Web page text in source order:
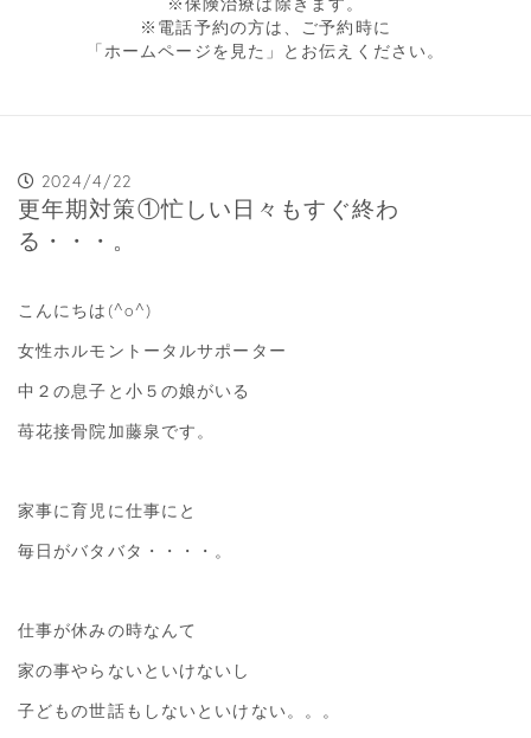
※電話予約の方は、ご予約時に
「ホームページを見た」とお伝えください。
2024/4/22
更年期対策①忙しい日々もすぐ終わ
る・・・。
こんにちは(^o^)
女性ホルモントータルサポーター
中２の息子と小５の娘がいる
苺花接骨院加藤泉です。
家事に育児に仕事にと
毎日がバタバタ・・・・。
仕事が休みの時なんて
家の事やらないといけないし
子どもの世話もしないといけない。。。